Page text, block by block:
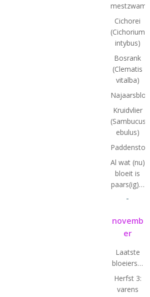
Cichorei
(Cichorium
intybus)
Bosrank
(Clematis
vitalba)
Kruidvlier
(Sambucus
ebulus)
Al wat (nu)
bloeit is
paars(ig)…
-
novemb
er
Laatste
bloeiers…
Herfst 3:
varens